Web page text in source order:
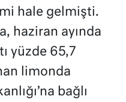
hale gelmişti.
haziran ayında
yüzde 65,7
limonda
bağlı